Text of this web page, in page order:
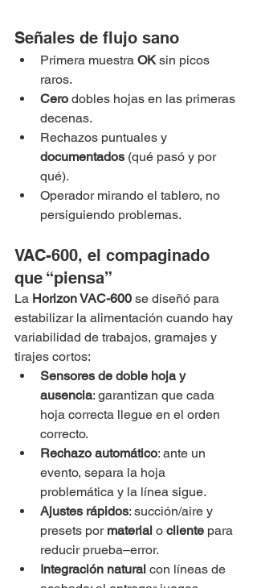
Señales de flujo sano
Primera muestra OK sin picos
raros.
Cero dobles hojas en las primeras
decenas.
Rechazos puntuales y
documentados (qué pasó y por
qué).
Operador mirando el tablero, no
persiguiendo problemas.
VAC-600, el compaginado
que “piensa”
La Horizon VAC-600 se diseñó para
estabilizar la alimentación cuando hay
variabilidad de trabajos, gramajes y
tirajes cortos:
Sensores de doble hoja y
ausencia: garantizan que cada
hoja correcta llegue en el orden
correcto.
Rechazo automático: ante un
evento, separa la hoja
problemática y la línea sigue.
Ajustes rápidos: succión/aire y
presets por material o cliente para
reducir prueba–error.
Integración natural con líneas de